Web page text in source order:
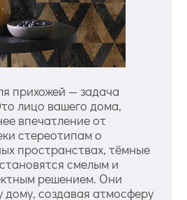
прихожей — задача
лицо вашего дома,
впечатление от
стереотипам о
пространствах, тёмные
смелым и
решением. Они
дому, создавая атмосферу